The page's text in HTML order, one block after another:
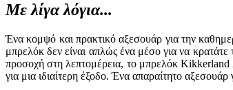
Με λίγα λόγια...
Ένα κομψό και πρακτικό αξεσουάρ για την
μπρελόκ δεν είναι απλώς ένα μέσο για να
προσοχή στη λεπτομέρεια, το μπρελόκ Kikkerland
για μια ιδιαίτερη έξοδο. Ένα απαραίτητο